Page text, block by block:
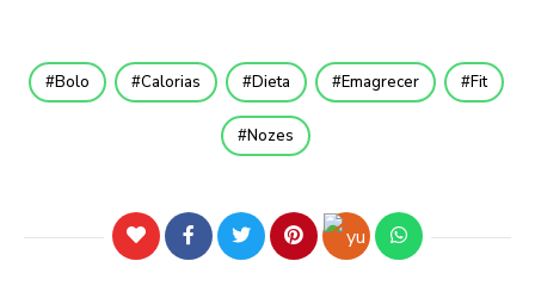
Bolo Calorias Dieta Emagrecer Fit
Nozes